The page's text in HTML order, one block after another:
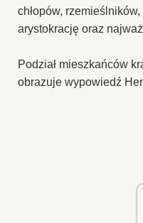
chłopów,
arystokrację oraz
Podział mieszkańców
obrazuje wypowiedź